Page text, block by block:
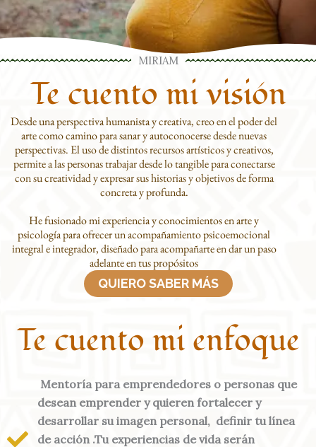
MIRIAM
Te cuento mi visión
Desde una perspectiva humanista y creativa, creo en el poder del
arte como camino para sanar y autoconocerse desde nuevas
perspectivas. El uso de distintos recursos artísticos y creativos,
permite a las personas trabajar desde lo tangible para conectarse
con su creatividad y expresar sus historias y objetivos de forma
concreta y profunda.
He fusionado mi experiencia y conocimientos en arte y
psicología para ofrecer un acompañamiento psicoemocional
integral e integrador, diseñado para acompañarte en dar un paso
adelante en tus propósitos
QUIERO SABER MÁS
Te cuento mi enfoque
Mentoría para emprendedores o personas que
desean emprender yquieren fortalecer y
desarrollar su imagen personal, definir tu línea
de acción .Tu experiencias de vida serán